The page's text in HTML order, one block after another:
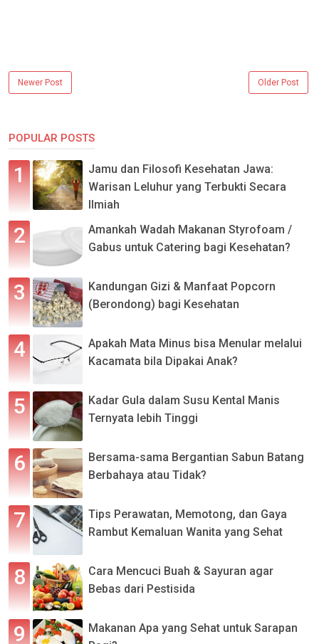
Newer Post Older Post
POPULAR POSTS
Jamu dan Filosofi Kesehatan Jawa:
Warisan Leluhur yang Terbukti Secara
Ilmiah
Amankah Wadah Makanan Styrofoam /
Gabus untuk Catering bagi Kesehatan?
Kandungan Gizi & Manfaat Popcorn
(Berondong) bagi Kesehatan
Apakah Mata Minus bisa Menular melalui
Kacamata bila Dipakai Anak?
Kadar Gula dalam Susu Kental Manis
Ternyata lebih Tinggi
Bersama-sama Bergantian Sabun Batang
Berbahaya atau Tidak?
Tips Perawatan, Memotong, dan Gaya
Rambut Kemaluan Wanita yang Sehat
Cara Mencuci Buah & Sayuran agar
Bebas dari Pestisida
Makanan Apa yang Sehat untuk Sarapan